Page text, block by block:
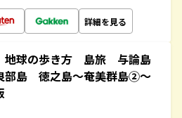
詳細を見る
球の歩き方 島旅 与論島
部島 徳之島～奄美群島②～